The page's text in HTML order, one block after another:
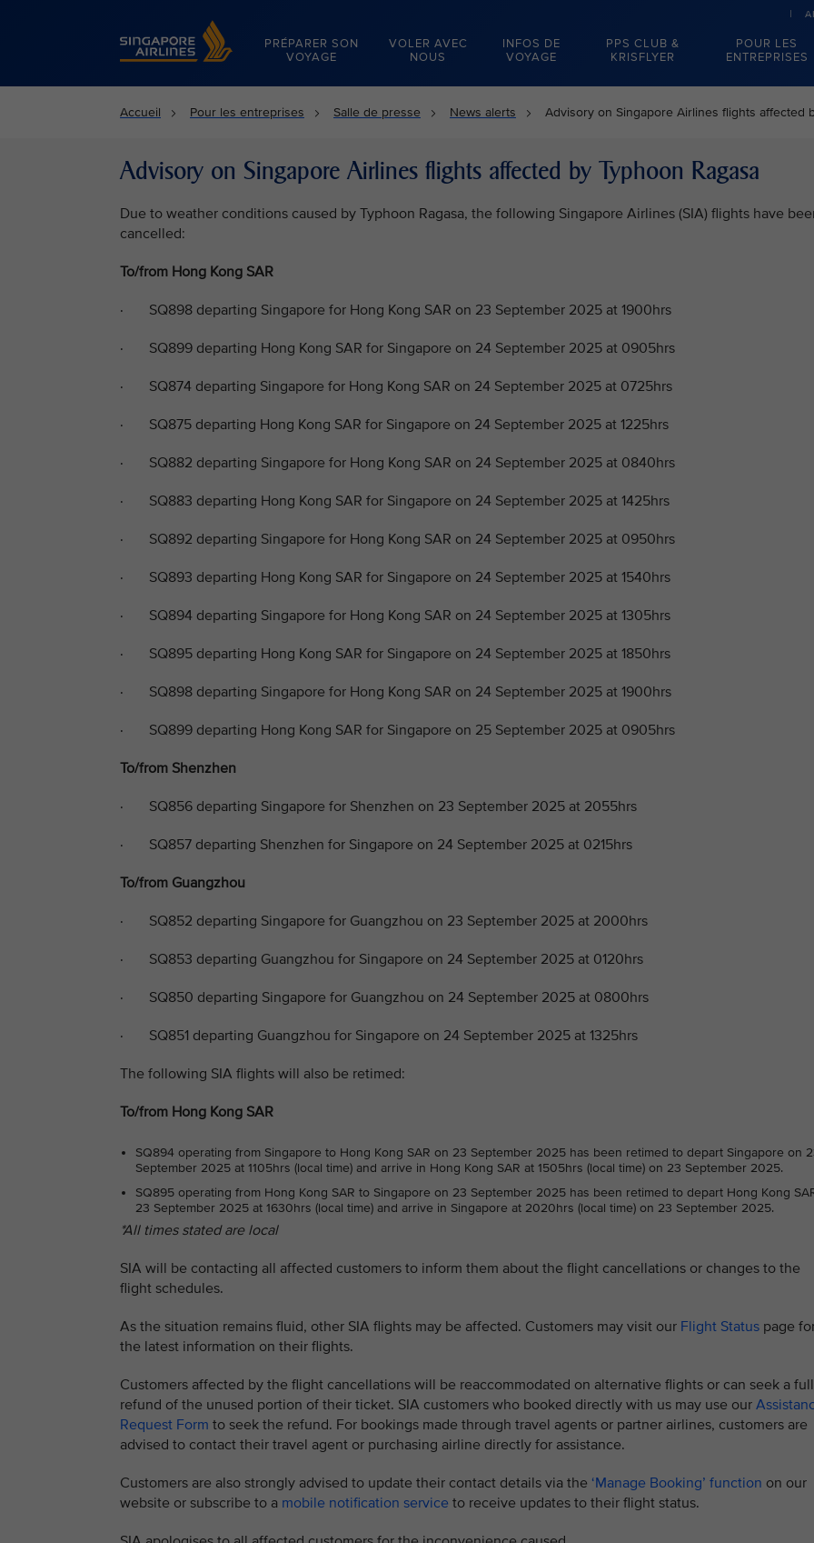
Singapore Airlines Home
PRÉPARER SON
VOYAGE
VOLER AVEC
NOUS
INFOS DE
VOYAGE
PPS CLUB &
KRISFLYER
POUR LES
ENTREPRISES
Accueil Pour les entreprises Salle de presse News alerts Advisory on Singapore Airlines flights affected
Advisory on Singapore Airlines flights affected by Typhoon Ragasa
Due to weather conditions caused by Typhoon Ragasa, the following Singapore Airlines (SIA) flights have
cancelled:
To/from Hong Kong SAR
· SQ898 departing Singapore for Hong Kong SAR on 23 September 2025 at 1900hrs
· SQ899 departing Hong Kong SAR for Singapore on 24 September 2025 at 0905hrs
· SQ874 departing Singapore for Hong Kong SAR on 24 September 2025 at 0725hrs
· SQ875 departing Hong Kong SAR for Singapore on 24 September 2025 at 1225hrs
· SQ882 departing Singapore for Hong Kong SAR on 24 September 2025 at 0840hrs
· SQ883 departing Hong Kong SAR for Singapore on 24 September 2025 at 1425hrs
· SQ892 departing Singapore for Hong Kong SAR on 24 September 2025 at 0950hrs
· SQ893 departing Hong Kong SAR for Singapore on 24 September 2025 at 1540hrs
· SQ894 departing Singapore for Hong Kong SAR on 24 September 2025 at 1305hrs
· SQ895 departing Hong Kong SAR for Singapore on 24 September 2025 at 1850hrs
· SQ898 departing Singapore for Hong Kong SAR on 24 September 2025 at 1900hrs
· SQ899 departing Hong Kong SAR for Singapore on 25 September 2025 at 0905hrs
To/from Shenzhen
· SQ856 departing Singapore for Shenzhen on 23 September 2025 at 2055hrs
· SQ857 departing Shenzhen for Singapore on 24 September 2025 at 0215hrs
To/from Guangzhou
· SQ852 departing Singapore for Guangzhou on 23 September 2025 at 2000hrs
· SQ853 departing Guangzhou for Singapore on 24 September 2025 at 0120hrs
· SQ850 departing Singapore for Guangzhou on 24 September 2025 at 0800hrs
· SQ851 departing Guangzhou for Singapore on 24 September 2025 at 1325hrs
The following SIA flights will also be retimed:
To/from Hong Kong SAR
SQ894 operating from Singapore to Hong Kong SAR on 23 September 2025 has been retimed to depart Singapore on
September 2025 at 1105hrs (local time) and arrive in Hong Kong SAR at 1505hrs (local time) on 23 September 2025.
SQ895 operating from Hong Kong SAR to Singapore on 23 September 2025 has been retimed to depart Hong Kong
23 September 2025 at 1630hrs (local time) and arrive in Singapore at 2020hrs (local time) on 23 September 2025.
*All times stated are local
SIA will be contacting all affected customers to inform them about the flight cancellations or changes to the
flight schedules.
As the situation remains fluid, other SIA flights may be affected. Customers may visit our Flight Status page
the latest information on their flights.
Customers affected by the flight cancellations will be reaccommodated on alternative flights or can seek a full
refund of the unused portion of their ticket. SIA customers who booked directly with us may use our
Request Form to seek the refund. For bookings made through travel agents or partner airlines, customers are
advised to contact their travel agent or purchasing airline directly for assistance.
Customers are also strongly advised to update their contact details via the ‘Manage Booking’ function on our
website or subscribe to a mobile notification service to receive updates to their flight status.